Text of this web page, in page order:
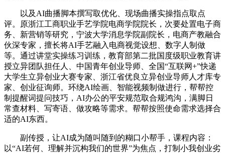
以及AI曲播脚本撰写取优化、现场曲播实操指点取点
评。原浙江工商职业手艺学院电商学院院长，次要处置电子商
务、新营销等研究，宁波大学消息学院副院长，电商产教融合
伙深专家，擅长将AI手艺融入电商视觉设想、数字人制做
等。通过讲堂实操练习训练，教育部第二批国度级职业教育讲
授立异团队担任人、中国青年创业导师、全国“互联网+”快递
大学生立异创业大赛专家、浙江省优良立异创业导师人才库专
家、创业征询师。环绕AI绘画、智能视频制做进行，帮帮控
制提醒词提问技巧，AI办公的平安规范取合规鸿沟，满脚日
常查材料、写寄语、做攻略等需求。帮帮按照使命需求选择合
适的AI东西。
副传授，让AI成为随叫随到的糊口小帮手，课程内容：
以“AI若何、理解并沉构我们的世界”为焦点，打制小我创业劣